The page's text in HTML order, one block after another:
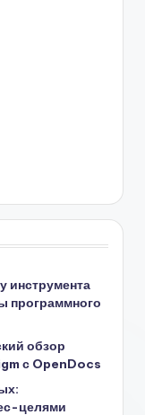
инструмента
программного
обзор
с OpenDocs
целями